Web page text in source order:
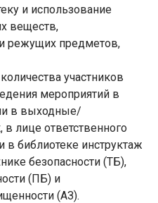
и использование
веществ,
режущих предметов,
участников
мероприятий в
в выходные/
лице ответственного
в библиотеке инструктаж
безопасности (ТБ),
(ПБ) и
(АЗ).